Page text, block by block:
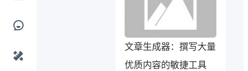
AI办
AI提
文章生成器：撰写大量
优质内容的敏捷工具